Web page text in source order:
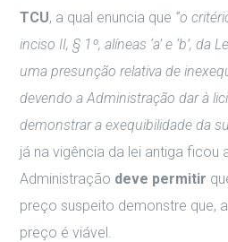
TCU, a qual enuncia que “o
inciso II, § 1º, alíneas ‘a’ e ‘b’,
uma presunção relativa de
devendo a Administração dar à
demonstrar a exequibilidade da
já na vigência da lei antiga ficou
Administração deve permitir
preço suspeito demonstre que,
preço é viável.